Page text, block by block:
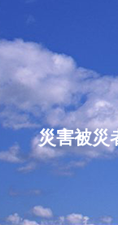
テ
ツ
へ
ス
キ
ッ
災害被災